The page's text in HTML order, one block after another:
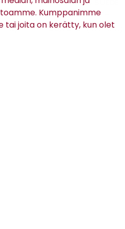
Kumppanimme
tai joita on kerätty, kun olet
€)
TOUCH -
PUUVILLAHOUSUT
56,70 € (189,00 €)